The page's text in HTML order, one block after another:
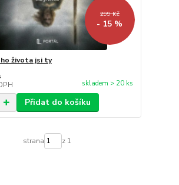
299 Kč
- 15 %
života jsi ty
skladem > 20 ks
Přidat do košíku
strana z 1